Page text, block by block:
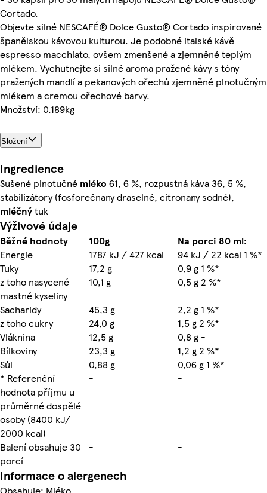
Cortado.
Objevte silné NESCAFÉ® Dolce Gusto® Cortado inspirované
španělskou kávovou kulturou. Je podobné italské kávě
espresso macchiato, ovšem zmenšené a zjemněné teplým
mlékem. Vychutnejte si silné aroma pražené kávy s tóny
pražených mandlí a pekanových ořechů zjemněné plnotučným
mlékem a cremou ořechové barvy.
Množství: 0.189kg
Složení
Ingredience
Sušené plnotučné mléko 61, 6 %, rozpustná káva 36, 5 %,
stabilizátory (fosforečnany draselné, citronany sodné),
mléčnýtuk
Výživové údaje
Běžné hodnoty 100g
Na porci 80 ml:
Energie
1787 kJ / 427 kcal
94 kJ / 22 kcal 1 %*
Tuky
17,2 g
0,9 g 1 %*
z toho nasycené
mastné kyseliny
10,1 g
0,5 g 2 %*
Sacharidy
45,3 g
2,2 g 1 %*
z toho cukry
24,0 g
1,5 g 2 %*
Vláknina
12,5 g
0,8 g -
Bílkoviny
23,3 g
1,2 g 2 %*
Sůl
0,88 g
0,06 g 1 %*
* Referenční
hodnota příjmu u
průměrné dospělé
osoby (8400 kJ/
2000 kcal)
- -
Balení obsahuje 30
porcí
- -
Informace o alergenech
Obsahuje: Mléko